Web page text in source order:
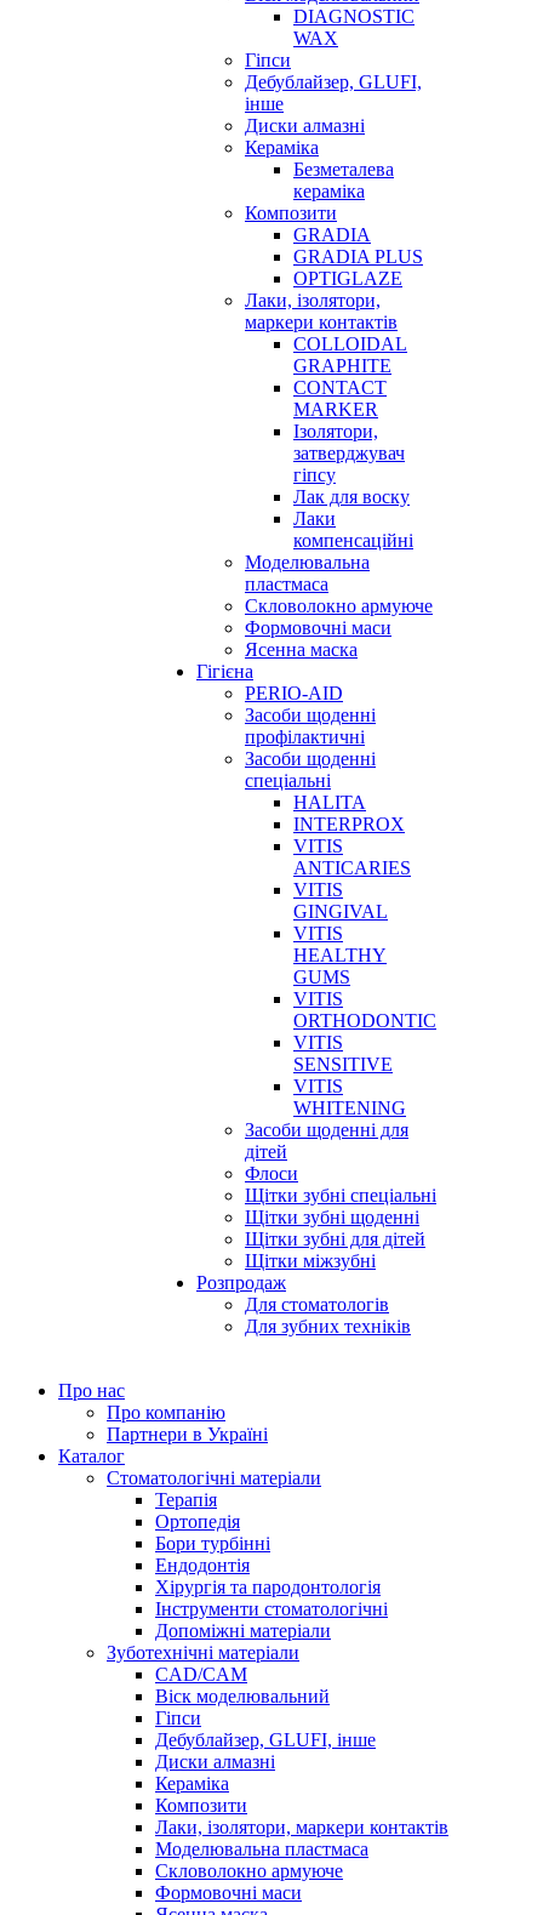
DIAGNOSTIC
WAX
Гіпси
Дебублайзер, GLUFI,
інше
Диски алмазні
Кераміка
Безметалева
кераміка
Композити
GRADIA
GRADIA PLUS
OPTIGLAZE
Лаки, ізолятори,
маркери контактів
COLLOIDAL
GRAPHITE
CONTACT
MARKER
Ізолятори,
затверджувач
гіпсу
Лак для воску
Лаки
компенсаційні
Моделювальна
пластмаса
Скловолокно армуюче
Формовочні маси
Ясенна маска
Гігієна
PERIO-AID
Засоби щоденні
профілактичні
Засоби щоденні
спеціальні
HALITA
INTERPROX
VITIS
ANTICARIES
VITIS
GINGIVAL
VITIS
HEALTHY
GUMS
VITIS
ORTHODONTIC
VITIS
SENSITIVE
VITIS
WHITENING
Засоби щоденні для
дітей
Флоси
Щітки зубні спеціальні
Щітки зубні щоденні
Щітки зубні для дітей
Щітки міжзубні
Розпродаж
Для стоматологів
Для зубних техніків
Про нас
Про компанію
Партнери в Україні
Каталог
Стоматологічні матеріали
Терапія
Ортопедія
Бори турбінні
Ендодонтія
Хірургія та пародонтологія
Інструменти стоматологічні
Допоміжні матеріали
Зуботехнічні матеріали
CAD/CAM
Віск моделювальний
Гіпси
Дебублайзер, GLUFI, інше
Диски алмазні
Кераміка
Композити
Лаки, ізолятори, маркери контактів
Моделювальна пластмаса
Скловолокно армуюче
Формовочні маси